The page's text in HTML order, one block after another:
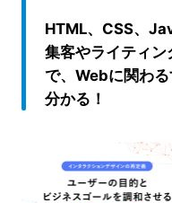
HTML、CSS、
集客やライティン
で、Webに関わ
分かる！